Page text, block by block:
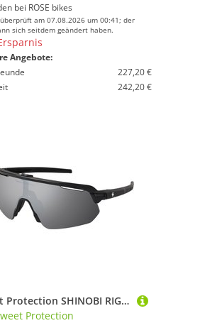
bei ROSE bikes
am 07.08.2026 um 00:41; der
sich seitdem geändert haben.
Angebote:
227,20 €
242,20 €
Sweet Protection SHINOBI RIG REFLECT Sport Sonnenbrille
Protection